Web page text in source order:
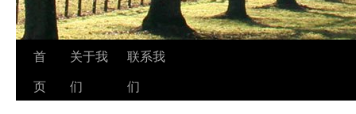
跳
至
首
页
关于我
们
联系我
们